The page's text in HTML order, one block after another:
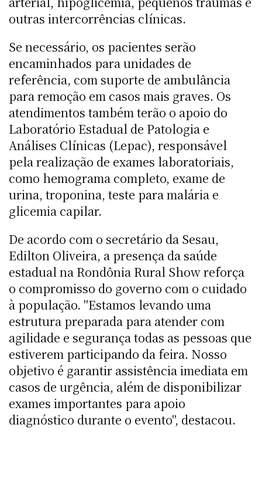
outras intercorrências clínicas.
Se necessário, os pacientes serão
encaminhados para unidades de
referência, com suporte de ambulância
para remoção em casos mais graves. Os
atendimentos também terão o apoio do
Laboratório Estadual de Patologia e
Análises Clínicas (Lepac), responsável
pela realização de exames laboratoriais,
como hemograma completo, exame de
urina, troponina, teste para malária e
glicemia capilar.
De acordo com o secretário da Sesau,
Edilton Oliveira, a presença da saúde
estadual na Rondônia Rural Show reforça
o compromisso do governo com o cuidado
à população. "Estamos levando uma
estrutura preparada para atender com
agilidade e segurança todas as pessoas que
estiverem participando da feira. Nosso
objetivo é garantir assistência imediata em
casos de urgência, além de disponibilizar
exames importantes para apoio
diagnóstico durante o evento", destacou.